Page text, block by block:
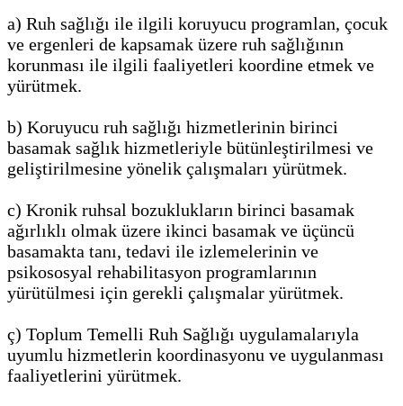
a) Ruh sağlığı ile ilgili koruyucu programlan, çocuk
ve ergenleri de kapsamak üzere ruh sağlığının
korunması ile ilgili faaliyetleri koordine etmek ve
yürütmek.
b) Koruyucu ruh sağlığı hizmetlerinin birinci
basamak sağlık hizmetleriyle bütünleştirilmesi ve
geliştirilmesine yönelik çalışmaları yürütmek.
c) Kronik ruhsal bozuklukların birinci basamak
ağırlıklı olmak üzere ikinci basamak ve üçüncü
basamakta tanı, tedavi ile izlemelerinin ve
psikososyal rehabilitasyon programlarının
yürütülmesi için gerekli çalışmalar yürütmek.
ç) Toplum Temelli Ruh Sağlığı uygulamalarıyla
uyumlu hizmetlerin koordinasyonu ve uygulanması
faaliyetlerini yürütmek.